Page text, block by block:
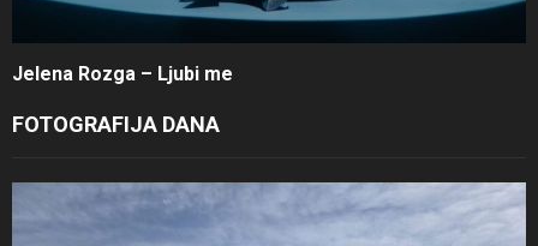
Jelena Rozga – Ljubi me
FOTOGRAFIJA DANA